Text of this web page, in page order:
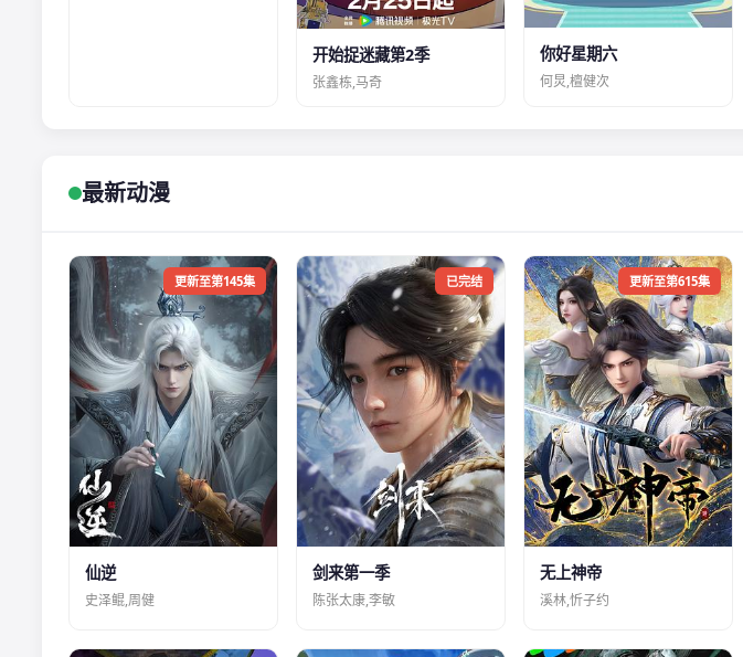
开始捉迷藏第2季
张鑫栋,马奇
你好星期六
何炅,檀健次
最新动漫
更新至第145集
仙逆
史泽鲲,周健
已完结
剑来第一季
陈张太康,李敏
更新至第615集
无上神帝
溪林,忻子约